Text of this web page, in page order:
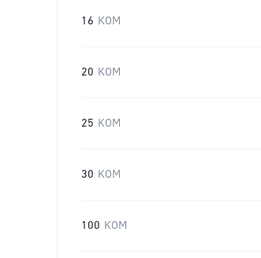
16 KOM
20 KOM
25 KOM
30 KOM
100 KOM